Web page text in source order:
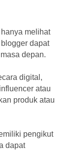
melihat
dapat
depan.
digital,
atau
produk atau
pengikut
dapat